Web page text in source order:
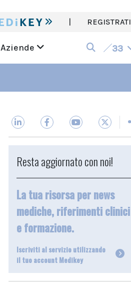
| REGISTRATI
Aziende 33
Resta aggiornato con noi!
La tua risorsa per news
mediche, riferimenti clinici
e formazione.
Iscriviti al servizio utilizzando
il tuo account Medikey